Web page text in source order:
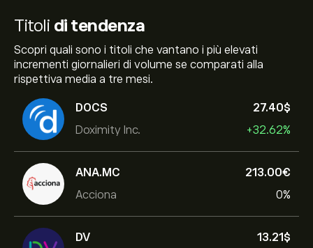
Titoli di tendenza
Scopri quali sono i titoli che vantano i più elevati
incrementi giornalieri di volume se comparati alla
rispettiva media a tre mesi.
DOCS
Doximity Inc.
27.40‎$‎
+32.62%
ANA.MC
Acciona
213.00‎€‎
0%
DV
13.21‎$‎